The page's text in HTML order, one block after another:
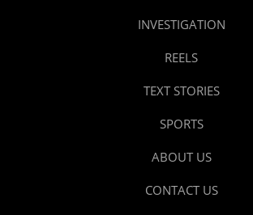
INVESTIGATION
REELS
TEXT STORIES
SPORTS
ABOUT US
CONTACT US